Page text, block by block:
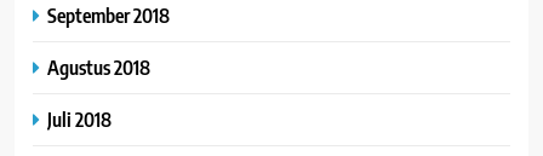
September 2018
Agustus 2018
Juli 2018